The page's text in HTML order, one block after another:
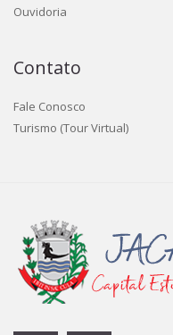
Ouvidoria
Contato
Fale Conosco
Turismo (Tour Virtual)